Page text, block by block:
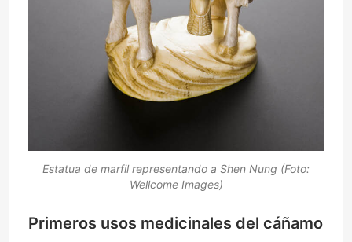
Estatua de marfil representando a Shen Nung (Foto:
Wellcome Images)
Primeros usos medicinales del cáñamo